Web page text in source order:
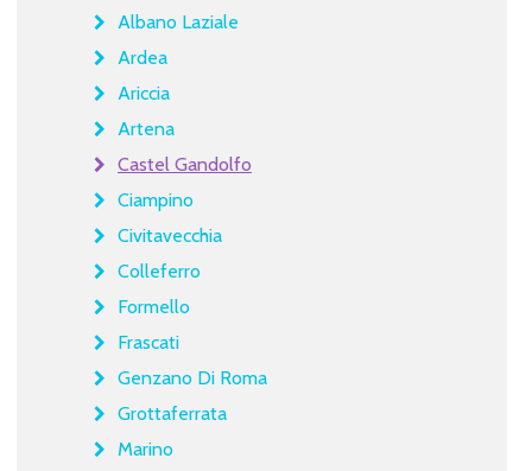
Albano Laziale
Ardea
Ariccia
Artena
Castel Gandolfo
Ciampino
Civitavecchia
Colleferro
Formello
Frascati
Genzano Di Roma
Grottaferrata
Marino